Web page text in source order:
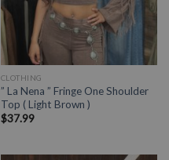
CLOTHING
” La Nena ” Fringe One Shoulder
Top ( Light Brown )
$37.99